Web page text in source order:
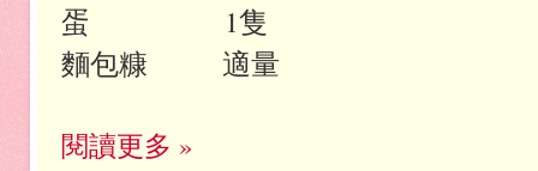
蛋 1隻
麵包糠 適量
閱讀更多 »